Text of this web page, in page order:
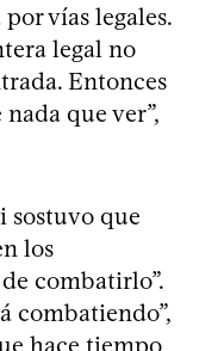
vías legales.
legal no
Entonces
que ver”,
sostuvo que
los
combatirlo”.
combatiendo”,
hace tiempo